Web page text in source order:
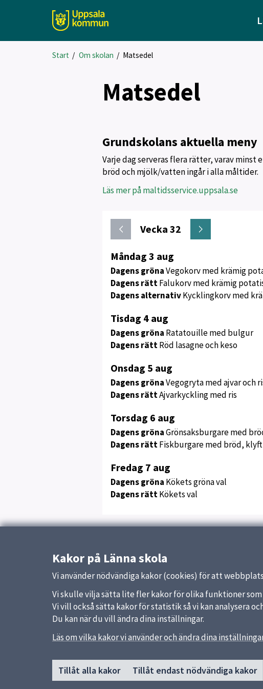
Start / Om skolan / Matsedel
Matsedel
Grundskolans aktuella meny
Varje dag serveras flera rätter, varav
bröd och mjölk/vatten ingår i alla måltider.
Läs mer på maltidsservice.uppsala.se
Vecka 32
Meny
för
vecka
32
Måndag 3 aug
Dagens grönaVegokorv med krämig
Dagens rättFalukorv med krämig
Dagens alternativKycklingkorv med
Tisdag 4 aug
Dagens gröna Ratatouille med bulgur
Dagens rättRöd lasagne och keso
Onsdag 5 aug
Dagens grönaVegogryta med ajvar och
Dagens rättAjvarkyckling med ris
Torsdag 6 aug
Dagens grönaGrönsaksburgare med
Dagens rättFiskburgare med bröd,
Fredag 7 aug
Dagens gröna Kökets gröna val
Dagens rättKökets val
Kakor på Länna skola
Vi använder nödvändiga kakor (cookies) för att
Vi skulle vilja sätta lite fler kakor för olika funktioner som
Vi vill också sätta kakor för statistik så vi kan analysera
Du kan när du vill ändra dina inställningar.
Läs om vilka kakor vi använder och ändra dina
Tillåt alla kakor Tillåt endast nödvändiga kakor
SidfotHuvudmeny
Start
Snabblänkar
Uppsala kommun